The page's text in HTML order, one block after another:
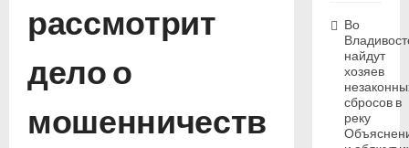
рассмотрит
дело о
мошенничеств
Во
найдут
хозяев
сбросов в
реку